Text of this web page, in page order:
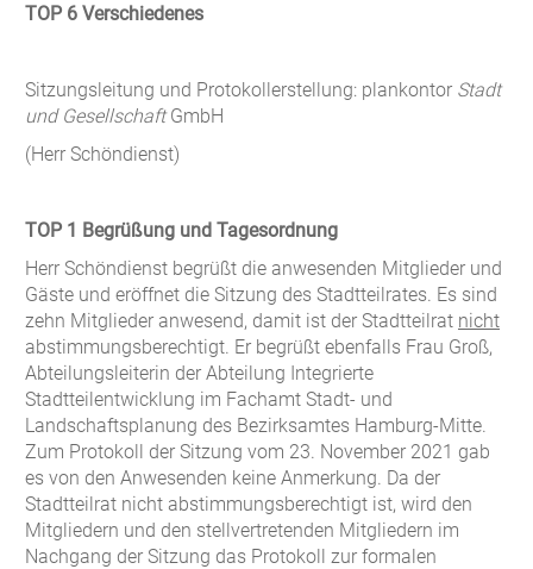
TOP 6 Verschiedenes
Sitzungsleitung und Protokollerstellung: plankontor Stadt
und GesellschaftGmbH
(Herr Schöndienst)
TOP 1 Begrüßung und Tagesordnung
Herr Schöndienst begrüßt die anwesenden Mitglieder und
Gäste und eröffnet die Sitzung des Stadtteilrates. Es sind
zehn Mitglieder anwesend, damit ist der Stadtteilrat nicht
abstimmungsberechtigt. Er begrüßt ebenfalls Frau Groß,
Abteilungsleiterin der Abteilung Integrierte
Stadtteilentwicklung im Fachamt Stadt- und
Landschaftsplanung des Bezirksamtes Hamburg-Mitte.
Zum Protokoll der Sitzung vom 23. November 2021 gab
es von den Anwesenden keine Anmerkung. Da der
Stadtteilrat nicht abstimmungsberechtigt ist, wird den
Mitgliedern und den stellvertretenden Mitgliedern im
Nachgang der Sitzung das Protokoll zur formalen